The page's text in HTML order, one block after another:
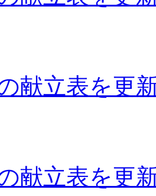
献立表を更
献立表を更